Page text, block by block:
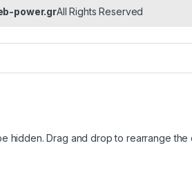
power.grAll Rights Reserved
hidden. Drag and drop to rearrange the